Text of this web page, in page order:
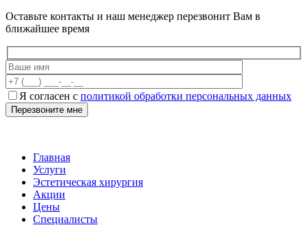
Оставьте контакты и наш менеджер перезвонит Вам в
ближайшее время
Я согласен с политикой обработки персональных данных
Главная
Услуги
Эстетическая хирургия
Акции
Цены
Специалисты